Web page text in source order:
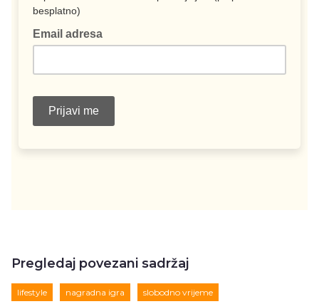
Pregledaj povezani sadržaj
lifestyle nagradna igra slobodno vrijeme